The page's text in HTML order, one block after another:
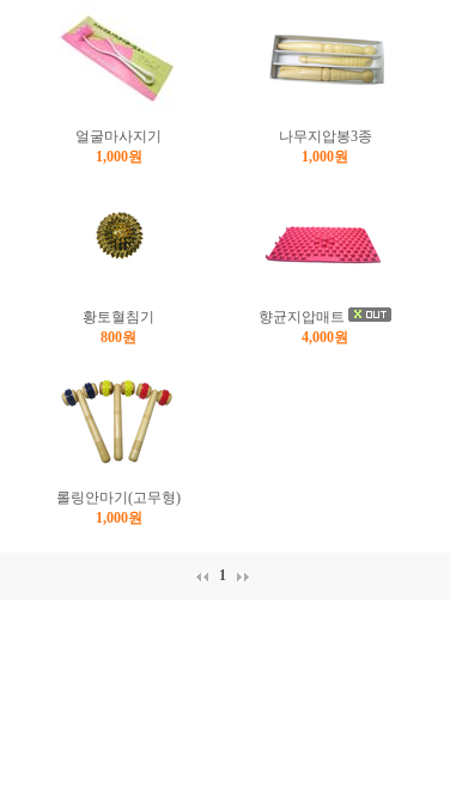
얼굴마사지기
1,000원
나무지압봉3종
1,000원
황토혈침기
800원
향균지압매트
4,000원
롤링안마기(고무형)
1,000원
1